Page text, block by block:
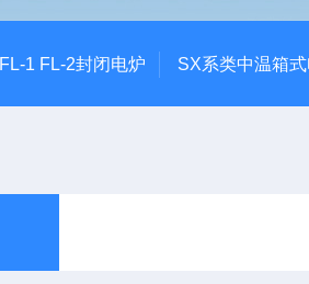
FL-1 FL-2封闭电炉 SX系类中温箱